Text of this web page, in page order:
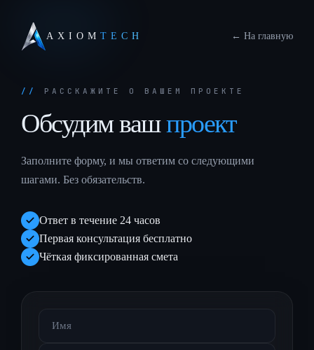
AXIOMTECH ← На главную
РАССКАЖИТЕ О ВАШЕМ ПРОЕКТЕ
Обсудим ваш проект
Заполните форму, и мы ответим со следующими
шагами. Без обязательств.
Ответ в течение 24 часов
Первая консультация бесплатно
Чёткая фиксированная смета